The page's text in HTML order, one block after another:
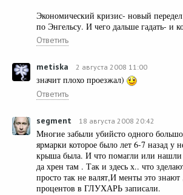
Экономический кризис- новый
по Энгельсу. И чего дальше гадать- и
Ответить
metiska 2 августа 2008 11:00
значит плохо проезжал)
Ответить
segment 18 августа 2008 20:42
Многие забыли убийсто одного
ярмарки которое было лет 6-7 назад у
крыша была. И что помагли или
да хрен там . Так и здесь х.. что
просто так не валят,И менты это
процентов в ГЛУХАРЬ записали.